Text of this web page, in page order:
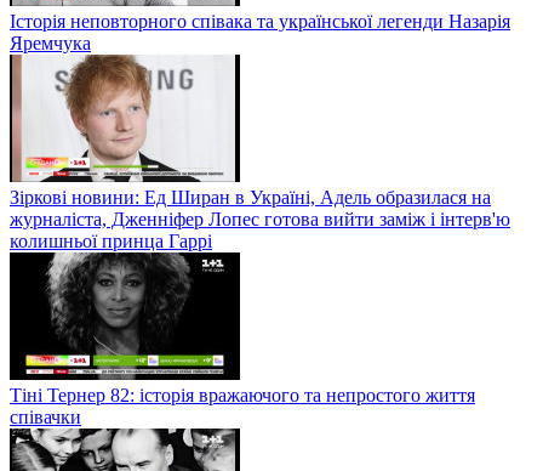
Історія неповторного співака та української легенди Назарія
Яремчука
Зіркові новини: Ед Ширан в Україні, Адель образилася на
журналіста, Дженніфер Лопес готова вийти заміж і інтерв'ю
колишньої принца Гаррі
Тіні Тернер 82: історія вражаючого та непростого життя
співачки